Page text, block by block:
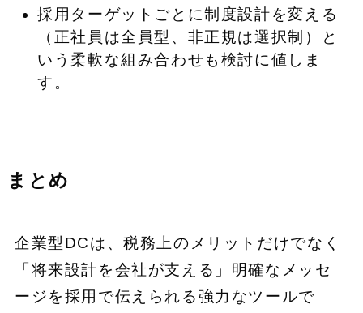
採用ターゲットごとに制度設計を変える
（正社員は全員型、非正規は選択制）と
いう柔軟な組み合わせも検討に値しま
す。
まとめ
企業型DCは、税務上のメリットだけでなく
「将来設計を会社が支える」明確なメッセ
ージを採用で伝えられる強力なツールで